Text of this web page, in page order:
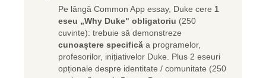
Pe lângă Common App essay, Duke cere 1
eseu „Why Duke" obligatoriu (250
cuvinte): trebuie să demonstreze
cunoaștere specifică a programelor,
profesorilor, inițiativelor Duke. Plus 2 eseuri
opționale despre identitate / comunitate (250